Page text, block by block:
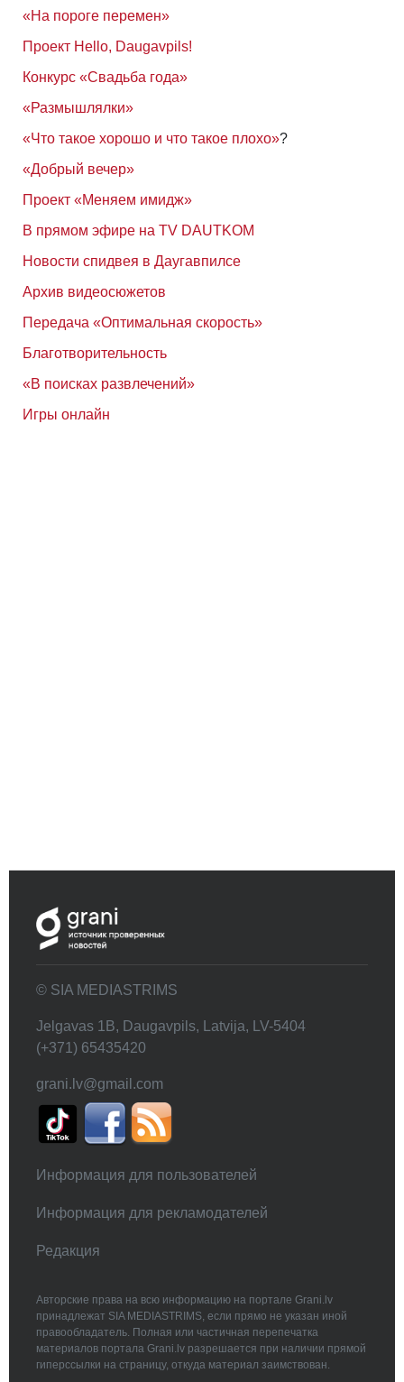
«На пороге перемен»
Проект Hello, Daugavpils!
Конкурс «Свадьба года»
«Размышлялки»
«Что такое хорошо и что такое плохо»?
«Добрый вечер»
Проект «Меняем имидж»
В прямом эфире на TV DAUTKOM
Новости спидвея в Даугавпилсе
Архив видеосюжетов
Передача «Оптимальная скорость»
Благотворительность
«В поисках развлечений»
Игры онлайн
© SIA MEDIASTRIMS
Jelgavas 1B, Daugavpils, Latvija, LV-5404
(+371) 65435420
grani.lv@gmail.com
Информация для пользователей
Информация для рекламодателей
Редакция
Авторские права на всю информацию на портале Grani.lv
принадлежат SIA MEDIASTRIMS, если прямо не указан иной
правообладатель. Полная или частичная перепечатка
материалов портала Grani.lv разрешается при наличии прямой
гиперссылки на страницу, откуда материал заимствован.